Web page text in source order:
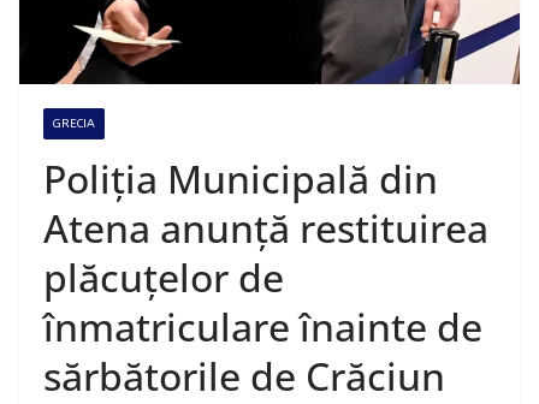
GRECIA
Poliția Municipală din
Atena anunță restituirea
plăcuțelor de
înmatriculare înainte de
sărbătorile de Crăciun